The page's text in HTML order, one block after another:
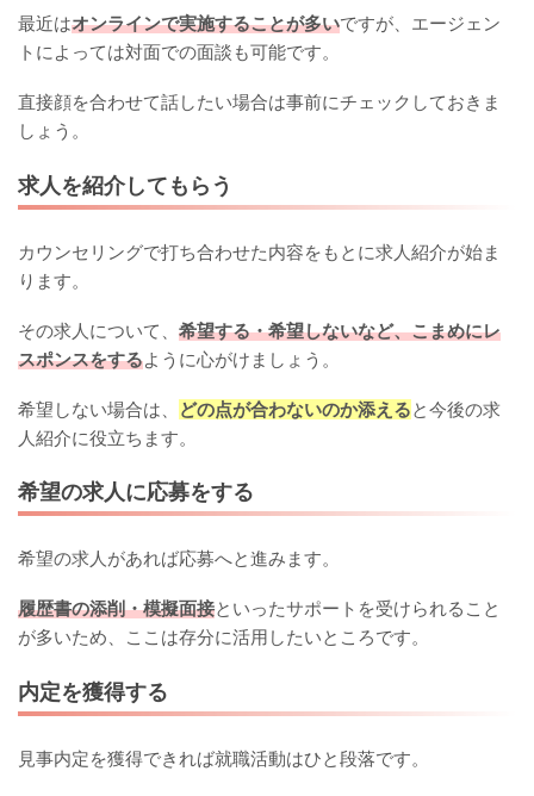
最近はオンラインで実施することが多いですが、エージェン
トによっては対面での面談も可能です。
直接顔を合わせて話したい場合は事前にチェックしておきま
しょう。
求人を紹介してもらう
カウンセリングで打ち合わせた内容をもとに求人紹介が始ま
ります。
その求人について、 希望する・希望しないなど、こまめにレ
スポンスをするように心がけましょう。
希望しない場合は、 どの点が合わないのか添えると今後の求
人紹介に役立ちます。
希望の求人に応募をする
希望の求人があれば応募へと進みます。
履歴書の添削・模擬面接といったサポートを受けられること
が多いため、ここは存分に活用したいところです。
内定を獲得する
見事内定を獲得できれば就職活動はひと段落です。